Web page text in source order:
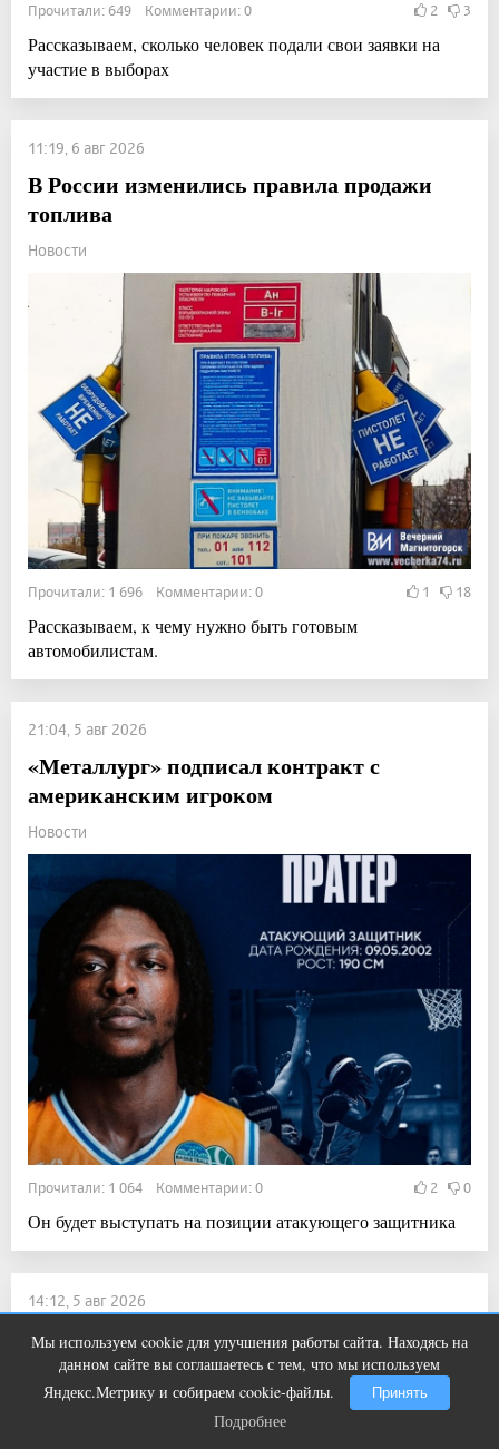
Прочитали: 649 Комментарии: 0 2 3
Рассказываем, сколько человек подали свои заявки на
участие в выборах
11:19, 6 авг 2026
В России изменились правила продажи
топлива
Новости
Прочитали: 1 696 Комментарии: 0 1 18
Рассказываем, к чему нужно быть готовым
автомобилистам.
21:04, 5 авг 2026
«Металлург» подписал контракт с
американским игроком
Новости
Прочитали: 1 064 Комментарии: 0 2 0
Он будет выступать на позиции атакующего защитника
14:12, 5 авг 2026
Сын воспитанника «Металлурга» решил
играть за Канаду
Новости
Мы используем cookie для улучшения работы сайта. Находясь на
данном сайте вы соглашаетесь с тем, что мы используем
Яндекс.Метрику и собираем cookie-файлы.
Принять
Подробнее
Этот танец невесты оставит вас без
слов! Пересмотрела 10 раз
Подробнее